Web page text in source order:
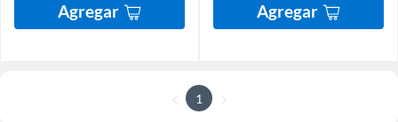
Agregar Agregar
1